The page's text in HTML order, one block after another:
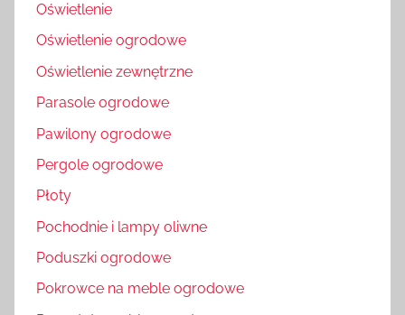
Oświetlenie
Oświetlenie ogrodowe
Oświetlenie zewnętrzne
Parasole ogrodowe
Pawilony ogrodowe
Pergole ogrodowe
Płoty
Pochodnie i lampy oliwne
Poduszki ogrodowe
Pokrowce na meble ogrodowe